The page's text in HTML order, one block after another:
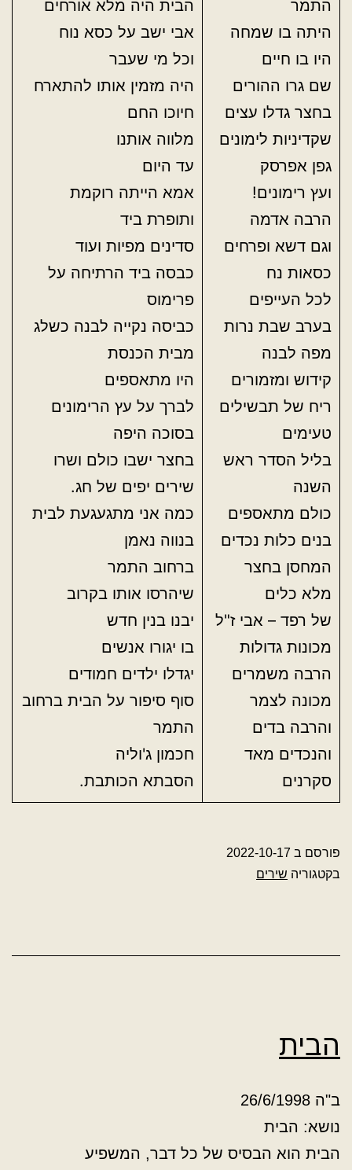
התמר
היתה בו שמחה
היו בו חיים
שם גרו ההורים
בחצר גדלו עצים
שקדיניות לימונים
גפן אפרסק
ועץ רימונים!
הרבה אדמה
וגם דשא ופרחים
כסאות נח
לכל העייפים
בערב שבת נרות
מפה לבנה
קידוש ומזמורים
ריח של תבשילים
טעימים
בליל הסדר ראש
השנה
כולם מתאספים
בנים כלות נכדים
המחסן בחצר
מלא כלים
של רפד – אבי ז"ל
מכונות גדולות
הרבה משמרים
מכונה לצמר
והרבה בדים
והנכדים מאד
סקרנים
הבית היה מלא אורחים
אבי ישב על כסא נוח
וכל מי שעבר
היה מזמין אותו להתארח
חיוכו החם
מלווה אותנו
עד היום
אמא הייתה רוקמת
ותופרת ביד
סדינים מפיות ועוד
כבסה ביד הרתיחה על
פרימוס
כביסה נקייה לבנה כשלג
מבית הכנסת
היו מתאספים
לברך על עץ הרימונים
בסוכה היפה
בחצר ישבו כולם ושרו
שירים יפים של חג.
כמה אני מתגעגעת לבית
בנווה נאמן
ברחוב התמר
שיהרסו אותו בקרוב
יבנו בנין חדש
בו יגורו אנשים
יגדלו ילדים חמודים
סוף סיפור על הבית ברחוב
התמר
חכמון ג'וליה
הסבתא הכותבת.
פורסם ב 2022-10-17
בקטגוריה שירים
הבית
ב"ה 26/6/1998
נושא: הבית
הבית הוא הבסיס של כל דבר, המשפיע